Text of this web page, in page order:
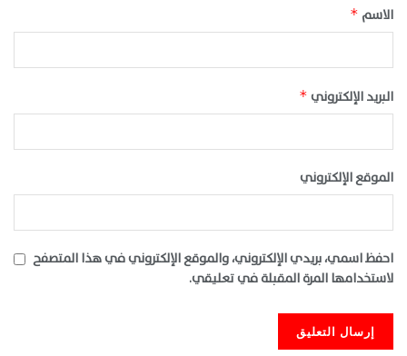
الاسم *
البريد الإلكتروني *
الموقع الإلكتروني
احفظ اسمي، بريدي الإلكتروني، والموقع الإلكتروني في هذا المتصفح
لاستخدامها المرة المقبلة في تعليقي.